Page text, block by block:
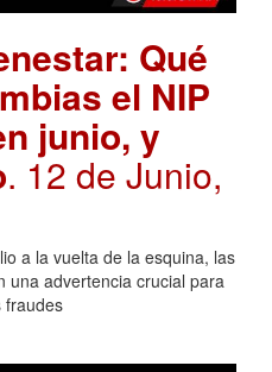
Qué
el NIP
junio, y
. 12 de Junio,
a la vuelta de la esquina, las
una advertencia crucial para
fraudes